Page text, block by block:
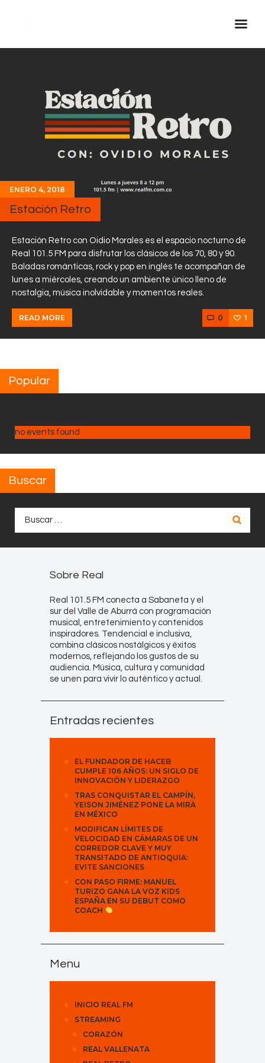
Streaming
En Vivo
Descarga La APP
Programas
Equipo
Sobre Nosotros
Contactos
ENERO 4, 2018
Estación Retro
Estación Retro con Oidio Morales es el espacio nocturno de
Real 101.5 FM para disfrutar los clásicos de los 70, 80 y 90.
Baladas románticas, rock y pop en inglés te acompañan de
lunes a miércoles, creando un ambiente único lleno de
nostalgia, música inolvidable y momentos reales.
READ MORE 0 1
Popular
no events found
Buscar
Sobre Real
Real 101.5 FM conecta a Sabaneta y el
sur del Valle de Aburrá con programación
musical, entretenimiento y contenidos
inspiradores. Tendencial e inclusiva,
combina clásicos nostálgicos y éxitos
modernos, reflejando los gustos de su
audiencia. Música, cultura y comunidad
se unen para vivir lo auténtico y actual.
Entradas recientes
EL FUNDADOR DE HACEB
CUMPLE 106 AÑOS: UN SIGLO DE
INNOVACIÓN Y LIDERAZGO
TRAS CONQUISTAR EL CAMPÍN,
YEISON JIMÉNEZ PONE LA MIRA
EN MÉXICO
MODIFICAN LÍMITES DE
VELOCIDAD EN CÁMARAS DE UN
CORREDOR CLAVE Y MUY
TRANSITADO DE ANTIOQUIA:
EVITE SANCIONES
CON PASO FIRME: MANUEL
TURIZO GANA LA VOZ KIDS
ESPAÑA EN SU DEBUT COMO
COACH
Menu
INICIO REAL FM
STREAMING
CORAZÓN
REAL VALLENATA